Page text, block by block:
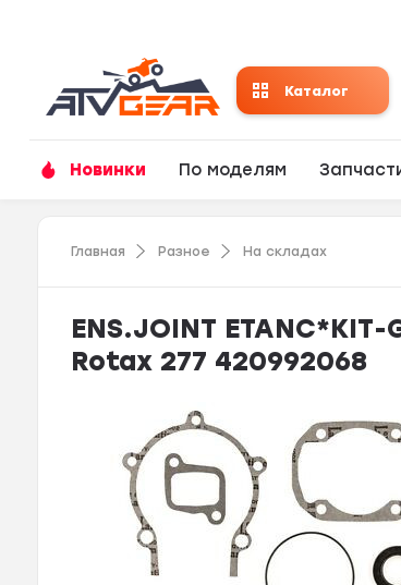
Каталог
Новинки По моделям
Главная Разное На складах
ENS.JOINT
Rotax 277 420992068